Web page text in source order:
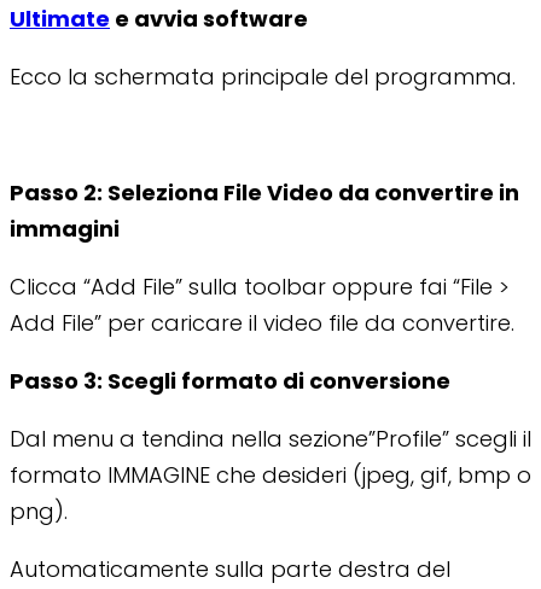
Ultimate e avvia software
Ecco la schermata principale del programma.
Passo 2: Seleziona File Video da convertire in
immagini
Clicca “Add File” sulla toolbar oppure fai “File >
Add File” per caricare il video file da convertire.
Passo 3: Scegli formato di conversione
Dal menu a tendina nella sezione”Profile” scegli il
formato IMMAGINE che desideri (jpeg, gif, bmp o
png).
Automaticamente sulla parte destra del